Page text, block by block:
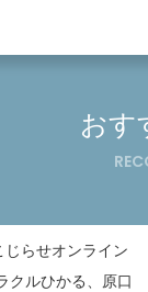
おす
らせオンライン
クルひかる、原口